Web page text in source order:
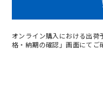
オンライン購入における出
格・納期の確認」画面にてご